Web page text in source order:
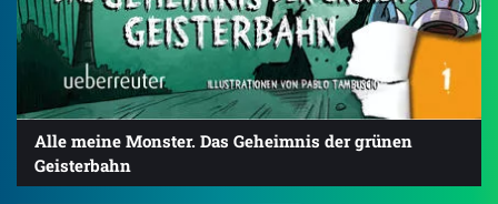
Alle meine Monster. Das Geheimnis der grünen
Geisterbahn